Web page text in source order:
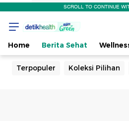
SCROLL TO CONTINUE
Home Berita Sehat
Terpopuler Koleksi Pilihan